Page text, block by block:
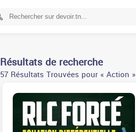
Résultats de recherche
57 Résultats Trouvées pour « Action »